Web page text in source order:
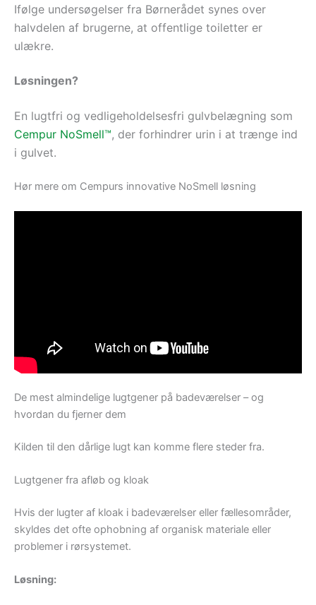
Ifølge undersøgelser fra Børnerådet synes over
halvdelen af brugerne, at offentlige toiletter er
ulækre.
Løsningen?
En lugtfri og vedligeholdelsesfri gulvbelægning som
Cempur NoSmell™, der forhindrer urin i at trænge ind
i gulvet.
Hør mere om Cempurs innovative NoSmell løsning
De mest almindelige lugtgener på badeværelser – og
hvordan du fjerner dem
Kilden til den dårlige lugt kan komme flere steder fra.
Lugtgener fra afløb og kloak
Hvis der lugter af kloak i badeværelser eller fællesområder,
skyldes det ofte ophobning af organisk materiale eller
problemer i rørsystemet.
Løsning: